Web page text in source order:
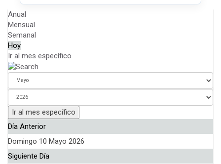
Anual
Mensual
Semanal
Hoy
Ir al mes específico
Ir al mes específico
Día Anterior
Domingo 10 Mayo 2026
Siguiente Día